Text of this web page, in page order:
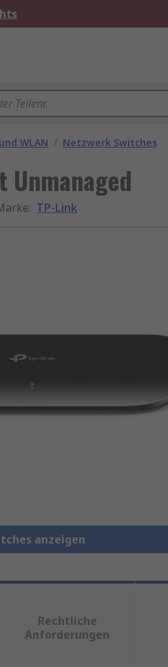
WLAN / Netzwerk Switches
: TP-Link
anzeigen
Rechtliche
Anforderungen